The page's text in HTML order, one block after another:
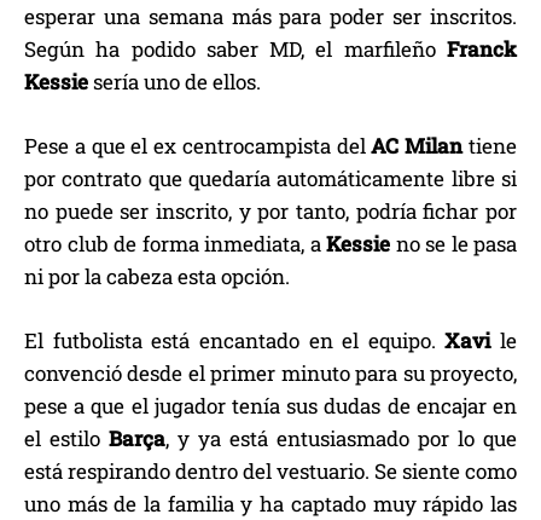
esperar una semana más para poder ser inscritos.
Según ha podido saber MD, el marfileño Franck
Kessiesería uno de ellos.
Pese a que el ex centrocampista delAC Milantiene
por contrato que quedaría automáticamente libre si
no puede ser inscrito, y por tanto, podría fichar por
otro club de forma inmediata, aKessie no se le pasa
ni por la cabeza esta opción.
El futbolista está encantado en el equipo.Xavi le
convenció desde el primer minuto para su proyecto,
pese a que el jugador tenía sus dudas de encajar en
el estilo Barça, y ya está entusiasmado por lo que
está respirando dentro del vestuario. Se siente como
uno más de la familia y ha captado muy rápido las